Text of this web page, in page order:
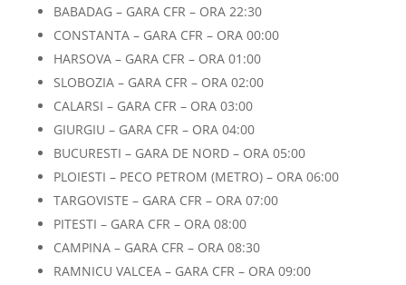
BABADAG – GARA CFR – ORA 22:30
CONSTANTA – GARA CFR – ORA 00:00
HARSOVA – GARA CFR – ORA 01:00
SLOBOZIA – GARA CFR – ORA 02:00
CALARSI – GARA CFR – ORA 03:00
GIURGIU – GARA CFR – ORA 04:00
BUCURESTI – GARA DE NORD – ORA 05:00
PLOIESTI – PECO PETROM (METRO) – ORA 06:00
TARGOVISTE – GARA CFR – ORA 07:00
PITESTI – GARA CFR – ORA 08:00
CAMPINA – GARA CFR – ORA 08:30
RAMNICU VALCEA – GARA CFR – ORA 09:00